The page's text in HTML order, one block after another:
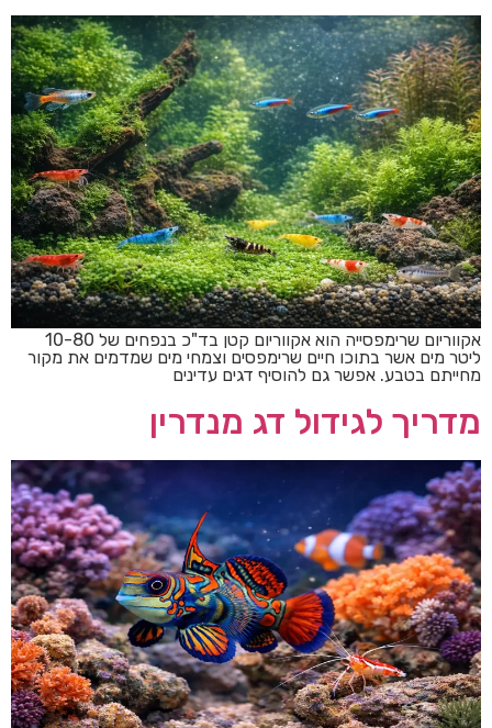
אקווריום שרימפסייה הוא אקווריום קטן בד"כ בנפחים של 10-80
ליטר מים אשר בתוכו חיים שרימפסים וצמחי מים שמדמים את מקור
מחייתם בטבע. אפשר גם להוסיף דגים עדינים
מדריך לגידול דג מנדרין